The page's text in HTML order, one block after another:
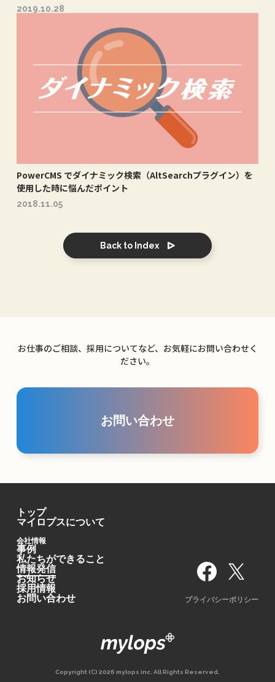
2019.10.28
PowerCMS でダイナミック検索（AltSearchプラグイン）を
使用した時に悩んだポイント
2018.11.05
Back to Index
お仕事のご相談、採用についてなど、お気軽にお問い合わせく
ださい。
お問い合わせ
トップ
マイロプスについて
会社情報
事例
私たちができること
情報発信
お知らせ
採用情報
お問い合わせ
プライバシーポリシー
Copyright (C) 2026 mylops inc. All Rights Reserved.